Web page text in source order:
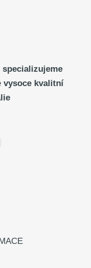
specializujeme
vysoce kvalitní